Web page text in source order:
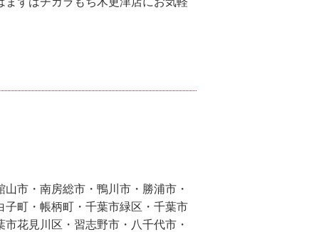
市・南房総市・鴨川市・勝浦市・
町・帳柄町・千葉市緑区・千葉市
花見川区・習志野市・八千代市・